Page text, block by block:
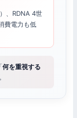
、RDNA 4世
費電力も低
何を重視する